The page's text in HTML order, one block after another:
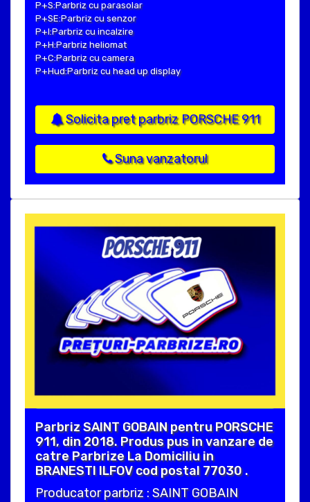
P+S:Parbriz cu parasolar
P+SE:Parbriz cu senzor
P+I:Parbriz cu incalzire
P+H:Parbriz heliomat
P+C:Parbriz cu camera
P+Hud:Parbriz cu head up display
Solicita pret parbriz PORSCHE 911
Suna vanzatorul
Parbriz SAINT GOBAIN pentru PORSCHE
911, din 2018. Produs pus in vanzare de
catre Parbrize La Domiciliu in
BRANESTI ILFOV cod postal 77030 .
Producator parbriz : SAINT GOBAIN